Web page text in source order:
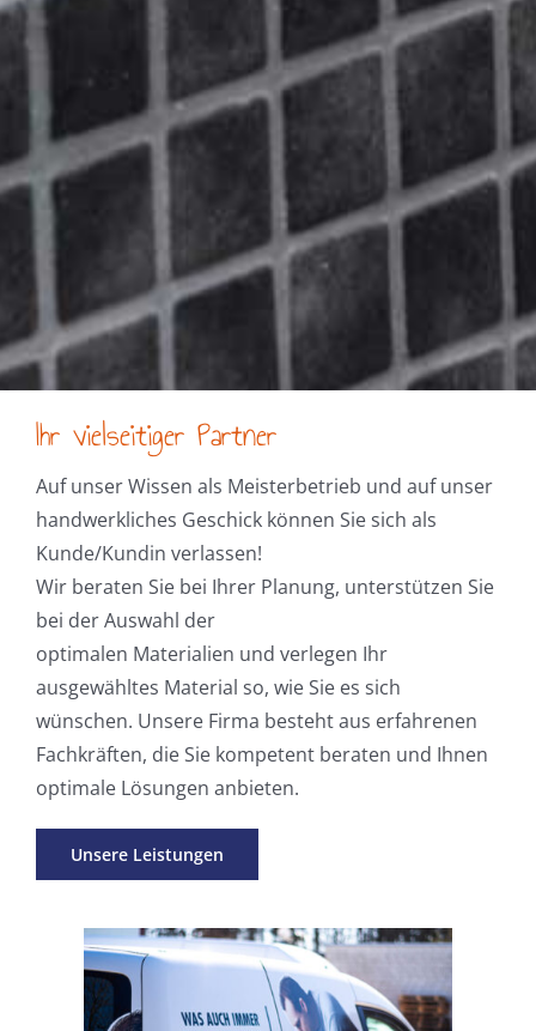
Ihr vielseitiger Partner
Auf unser Wissen als Meisterbetrieb und auf unser
handwerkliches Geschick können Sie sich als
Kunde/Kundin verlassen!
Wir beraten Sie bei Ihrer Planung, unterstützen Sie
bei der Auswahl der
opti­malen Materialien und verlegen Ihr
ausgewähltes Material so, wie Sie es sich
wünschen. Unsere Firma besteht aus erfahrenen
Fach­kräften, die Sie kompetent beraten und Ihnen
optimale Lösungen anbieten.
Unsere Leistungen